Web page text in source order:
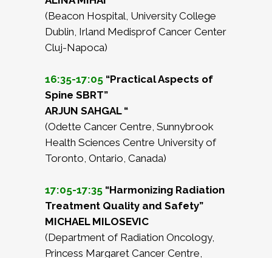
(Beacon Hospital, University College
Dublin, Irland Medisprof Cancer Center
Cluj-Napoca)
16:35-17:05 “Practical Aspects of
Spine SBRT”
ARJUN SAHGAL “
(Odette Cancer Centre, Sunnybrook
Health Sciences Centre University of
Toronto, Ontario, Canada)
17:05-17:35 “Harmonizing Radiation
Treatment Quality and Safety”
MICHAEL MILOSEVIC
(Department of Radiation Oncology,
Princess Margaret Cancer Centre,